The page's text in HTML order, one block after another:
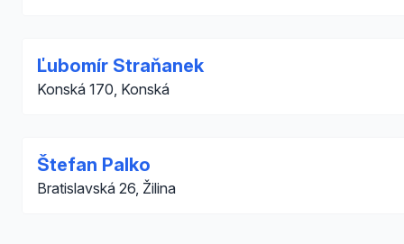
Ľubomír Straňanek
Konská 170, Konská
Štefan Palko
Bratislavská 26, Žilina